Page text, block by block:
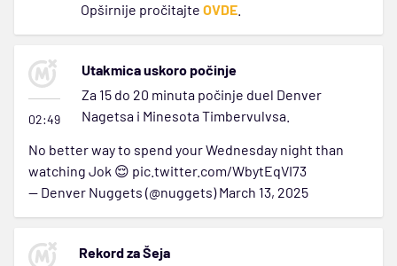
Opširnije pročitajte OVDE
02:49
Utakmica uskoro počinje
Za 15 do 20 minuta počinje duel Denver
Nagetsa i Minesota Timbervulvsa.
No better way to spend your Wednesday night than
watching Jok 😌 pic.twitter.com/WbytEqVI73
— Denver Nuggets (@nuggets)March 13, 2025
Rekord za Šeja